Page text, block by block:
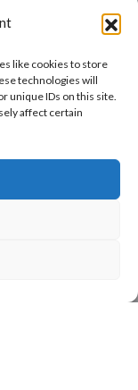
like cookies to store
technologies will
unique IDs on this site.
affect certain